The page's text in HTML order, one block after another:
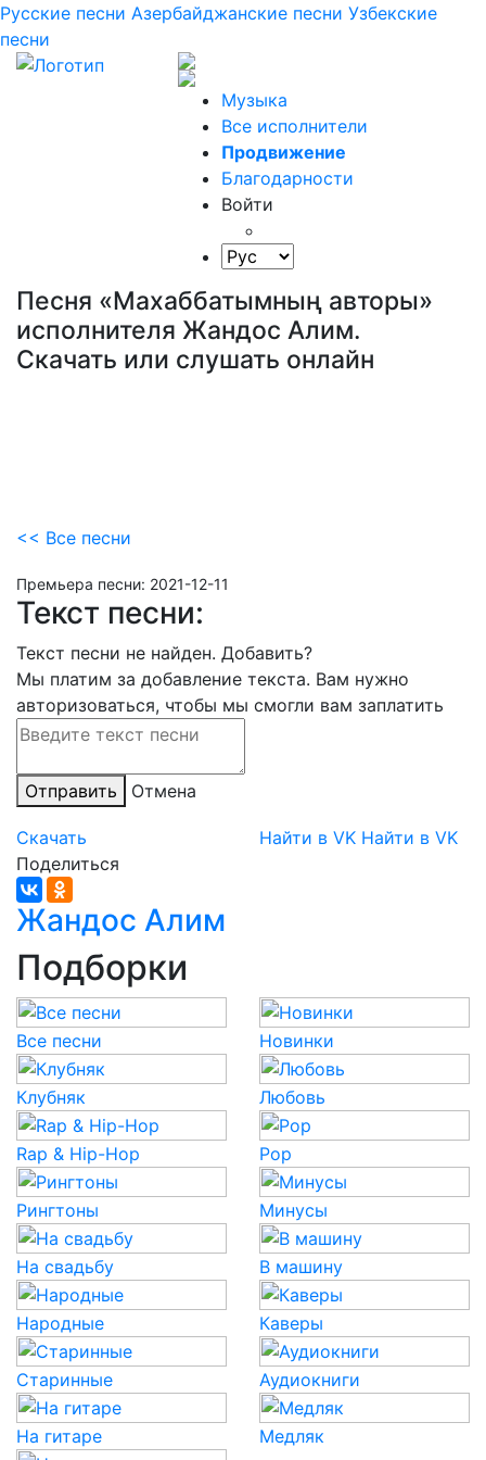
Русские песни Азербайджанские песни Узбекские
песни
Музыка
Все исполнители
Продвижение
Благодарности
Войти
Песня «Махаббатымның авторы»
исполнителя Жандос Алим.
Скачать или слушать онлайн
<< Все песни
Премьера песни: 2021-12-11
Текст песни:
Текст песни не найден. Добавить?
Мы платим за добавление текста. Вам нужно
авторизоваться, чтобы мы смогли вам заплатить
Отправить Отмена
Скачать Найти в VK Найти в VK
Поделиться
Жандос Алим
Подборки
Все песни Новинки
Клубняк Любовь
Rap & Hip-Hop Pop
Рингтоны Минусы
На свадьбу В машину
Народные Каверы
Старинные Аудиокниги
На гитаре Медляк